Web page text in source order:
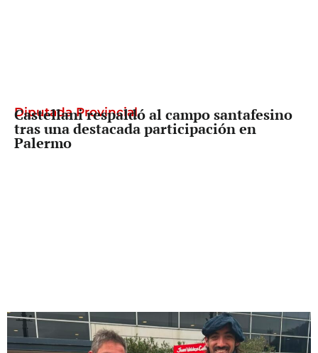
Diputada Provincial
Castellani respaldó al campo santafesino
tras una destacada participación en
Palermo